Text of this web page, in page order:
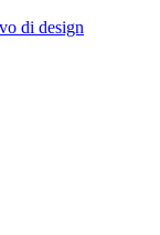
di design